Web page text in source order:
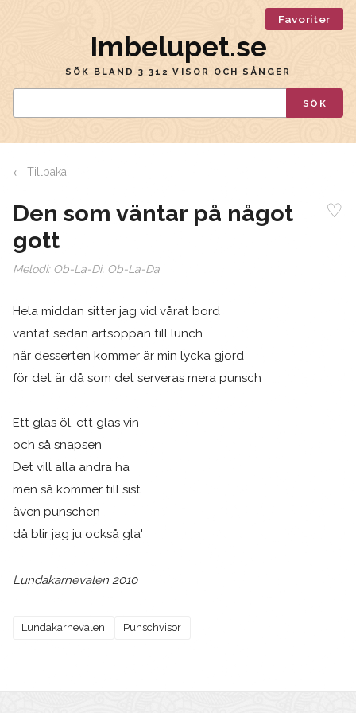
Favoriter
Imbelupet.se
SÖK BLAND 3 312 VISOR OCH SÅNGER
SÖK
← Tillbaka
Den som väntar på något
gott
♡
Melodi: Ob-La-Di, Ob-La-Da
Hela middan sitter jag vid vårat bord
väntat sedan ärtsoppan till lunch
när desserten kommer är min lycka gjord
för det är då som det serveras mera punsch
Ett glas öl, ett glas vin
och så snapsen
Det vill alla andra ha
men så kommer till sist
även punschen
då blir jag ju också gla'
Lundakarnevalen 2010
Lundakarnevalen Punschvisor